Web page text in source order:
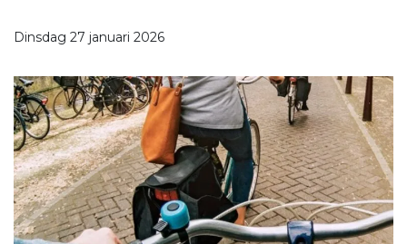
Dinsdag 27 januari 2026